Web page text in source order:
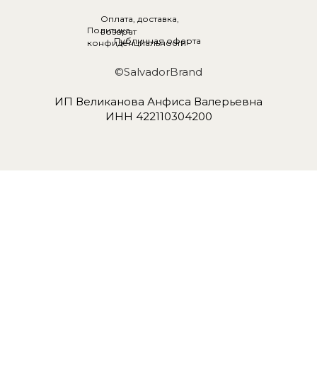
Политика
конфиденциальности
Оплата, доставка,
возврат
Публичная оферта
©SalvadorBrand
ИП Великанова Анфиса Валерьевна
ИНН 422110304200